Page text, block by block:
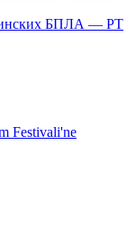
БПЛА — РТ
Festivali'ne